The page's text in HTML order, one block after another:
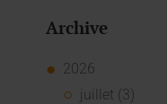
Archive
2026
juillet (3)